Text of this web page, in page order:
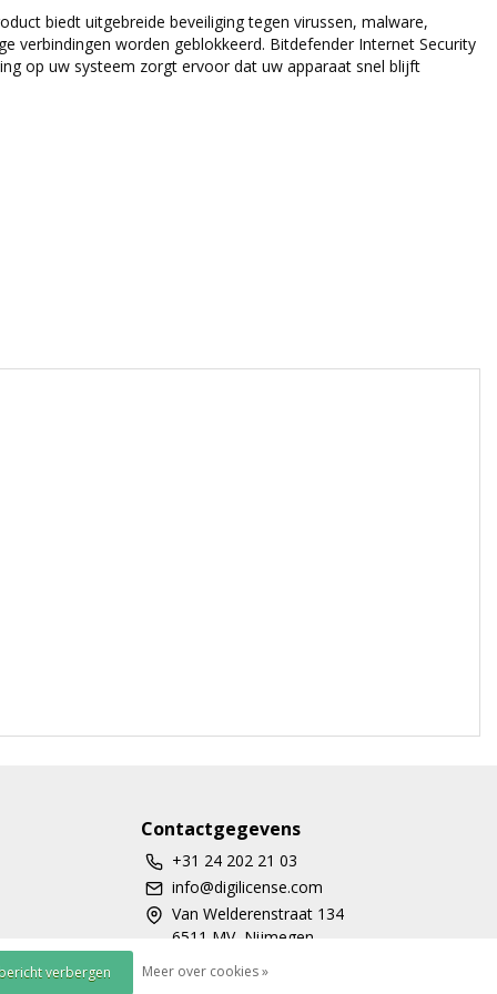
biedt uitgebreide beveiliging tegen virussen, malware,
verbindingen worden geblokkeerd. Bitdefender Internet Security
op uw systeem zorgt ervoor dat uw apparaat snel blijft
Contactgegevens
+31 24 202 21 03
info@digilicense.com
Van Welderenstraat 134
6511 MV, Nijmegen
verbergen Meer over cookies »